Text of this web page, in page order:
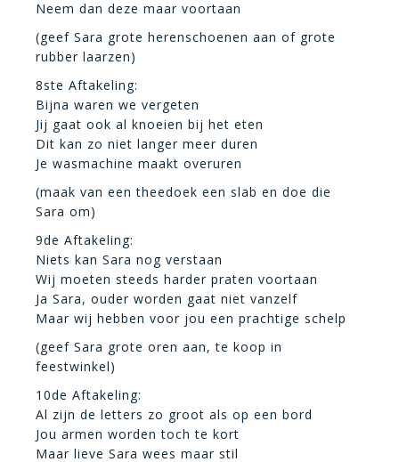
Neem dan deze maar voortaan
(geef Sara grote herenschoenen aan of grote
rubber laarzen)
8ste Aftakeling:
Bijna waren we vergeten
Jij gaat ook al knoeien bij het eten
Dit kan zo niet langer meer duren
Je wasmachine maakt overuren
(maak van een theedoek een slab en doe die
Sara om)
9de Aftakeling:
Niets kan Sara nog verstaan
Wij moeten steeds harder praten voortaan
Ja Sara, ouder worden gaat niet vanzelf
Maar wij hebben voor jou een prachtige schelp
(geef Sara grote oren aan, te koop in
feestwinkel)
10de Aftakeling:
Al zijn de letters zo groot als op een bord
Jou armen worden toch te kort
Maar lieve Sara wees maar stil